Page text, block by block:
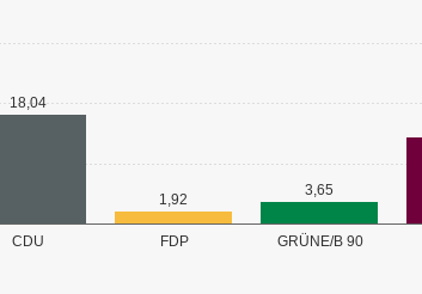
CDU FDP GRÜNE/B 90
18,04
1,92
3,65